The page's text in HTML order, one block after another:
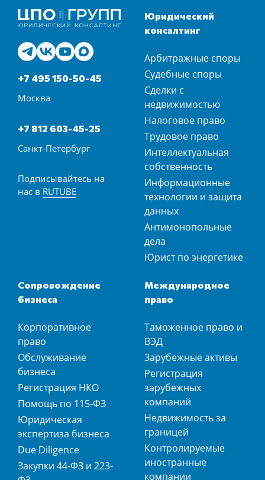
+7 495 150-50-45
Москва
+7 812 603-45-25
Санкт-Петербург
Подписывайтесь на
нас в RUTUBE
Юридический
консалтинг
Арбитражные споры
Судебные споры
Сделки с
недвижимостью
Налоговое право
Трудовое право
Интеллектуальная
собственность
Информационные
технологии и защита
данных
Антимонопольные
дела
Юрист по энергетике
Сопровождение
бизнеса
Корпоративное
право
Обслуживание
бизнеса
Регистрация НКО
Помощь по 115-ФЗ
Юридическая
экспертиза бизнеса
Due Diligence
Закупки 44-ФЗ и 223-
Международное
право
Таможенное право и
ВЭД
Зарубежные активы
Регистрация
зарубежных
компаний
Недвижимость за
границей
Контролируемые
иностранные
компании